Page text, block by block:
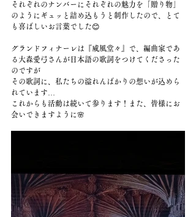
それぞれのナンバーにそれぞれの魅力を「贈り物」
のようにギュッと詰め込もうと制作したので、とて
も喜ばしいお言葉でした😊
グランドフィナーレは『威風堂々』で、編曲家であ
る大森愛弓さんが日本語の歌詞をつけてくださった
のですが
その歌詞に、私たちの溢れんばかりの想いが込めら
れています…
これからも活動は続いて参ります！また、皆様にお
会いできますように🌸